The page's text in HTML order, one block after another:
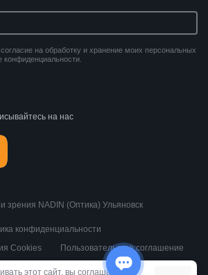
на обработку и хранение моих персональных
конфиденциальности.
на нас
зрения NADIN (Оптика) Ульяновск
конфиденциальности
Cookies
Пользовательское соглашение
этот сайт, вы соглашаетесь